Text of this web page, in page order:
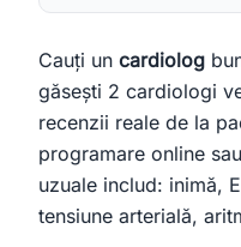
Cauți un cardiolog
găsești 2 cardiologi
recenzii reale de la
programare online
uzuale includ: inimă,
tensiune arterială,
caut cardiolog în Cluj mă